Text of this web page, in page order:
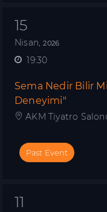
15
Nisan,2026
19:30
Sema Nedir Bilir
Deneyimi"
AKM Tiyatro
Past Event
11